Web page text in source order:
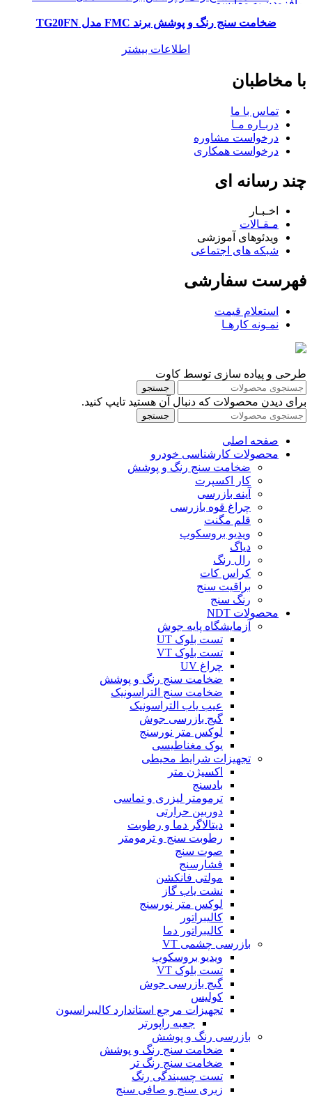
افزودن به مقایسه
مشاهده سریع
ضخامت سنج رنگ و پوشش برند FMC مدل TG20FN
اطلاعات بیشتر
با مخاطبان
تماس با ما
دربـاره مـا
درخواست مشاوره
درخواست همکاری
چند رسانه ای
اخـبـار
مـقـالات
ویدئوهای آموزشی
شبکه های اجتماعی
فهرست سفارشی
استعلام قیمت
نمـونه کارهـا
طرحی و پیاده سازی توسط کاوت
جستجو
برای دیدن محصولات که دنبال آن هستید تایپ کنید.
جستجو
صفحه اصلی
محصولات کارشناسی خودرو
ضخامت سنج رنگ و پوشش
کار اکسپرت
آینه بازرسی
چراغ قوه بازرسی
قلم مگنت
ویدیو بروسکوپ
دیاگ
رال رنگ
کراس کات
براقیت سنج
رنگ سنج
محصولات NDT
آزمایشگاه پایه جوش
تست بلوک UT
تست بلوک VT
چراغ UV
ضخامت سنج رنگ و پوشش
ضخامت سنج التراسونیک
عیب یاب التراسونیک
گیج بازرسی جوش
لوکس متر نورسنج
یوک مغناطیسی
تجهیزات شرایط محیطی
اکسیژن متر
بادسنج
ترمومتر لیزری و تماسی
دوربین حرارتی
دیتالاگر دما و رطوبت
رطوبت سنج و ترمومتر
صوت سنج
فشارسنج
مولتی فانکشن
نشت یاب گاز
لوکس متر نورسنج
کالیبراتور
کالیبراتور دما
بازرسی چشمی VT
ویدیو بروسکوپ
تست بلوک VT
گیج بازرسی جوش
کولیس
تجهیزات مرجع استاندارد کالیبراسیون
جعبه راپورتر
بازرسی رنگ و پوشش
ضخامت سنج رنگ و پوشش
ضخامت سنج رنگ تر
تست چسبندگی رنگ
زبری سنج و صافی سنج